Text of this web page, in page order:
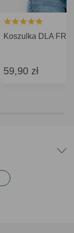
Koszulka DLA
59,90 zł